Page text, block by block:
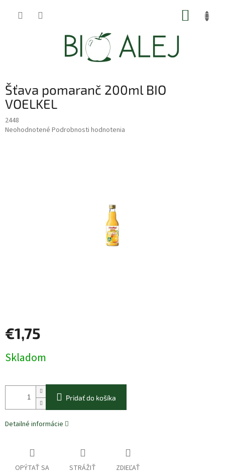
Šťava pomaranč 200ml BIO
VOELKEL
2448
Priemerné
Neohodnotené Podrobnosti hodnotenia
€1,75
cena:
Skladom
Pridať do košíka
Detailné informácie
OPÝTAŤ SA STRÁŽIŤ ZDIEĽAŤ